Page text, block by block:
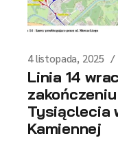
4 listopada, 2025
Linia 14
Tysiąclecia
Kamiennej